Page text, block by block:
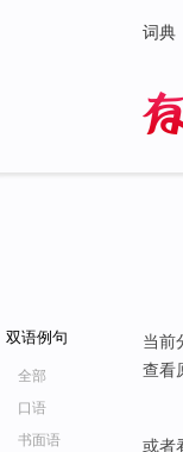
词典
双语例句
全部
口语
书面语
当前
查看
或者